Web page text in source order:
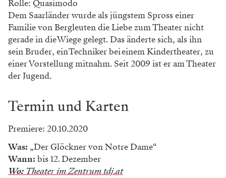
Rolle: Quasimodo
Dem Saarländer wurde als jüngstem Spross einer
Familie von ­Bergleuten die Liebe zum Theater nicht
gerade in die Wiege gelegt. Das ­änderte sich, als ihn
sein Bruder, ein Techniker bei einem Kindertheater, zu
einer Vorstellung mitnahm. Seit 2009 ist er am Theater
der Jugend.
Termin und Karten
Premiere: 20.10.2020
Was: „Der Glöckner von Notre Dame“
Wann: bis 12. Dezember
Wo: Theater im Zentrum tdj.at